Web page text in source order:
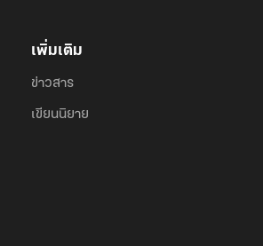
เพิ่มเติม
ข่าวสาร
เขียนนิยาย